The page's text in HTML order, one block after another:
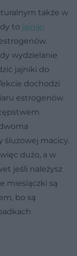
także w
to jajniki
wydzielanie
jajniki do
dochodzi
estrogenów
śluzowej macicy.
dużo, a w
jeśli należysz
miesiączki są
bo są